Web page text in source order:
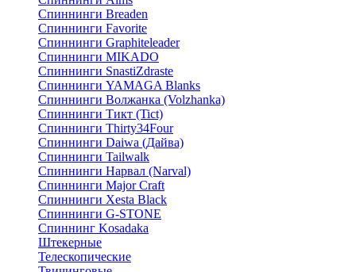
Спиннинги Breaden
Спиннинги Favorite
Спиннинги Graphiteleader
Спиннинги MIKADO
Спиннинги SnastiZdraste
Спиннинги YAMAGA Blanks
Спиннинги Волжанка (Volzhanka)
Спиннинги Тикт (Tict)
Спиннинги Thirty34Four
Спиннинги Daiwa (Дайва)
Спиннинги Tailwalk
Спиннинги Нарвал (Narval)
Спиннинги Major Craft
Спиннинги Xesta Black
Спиннинги G-STONE
Спиннинг Kosadaka
Штекерные
Телескопические